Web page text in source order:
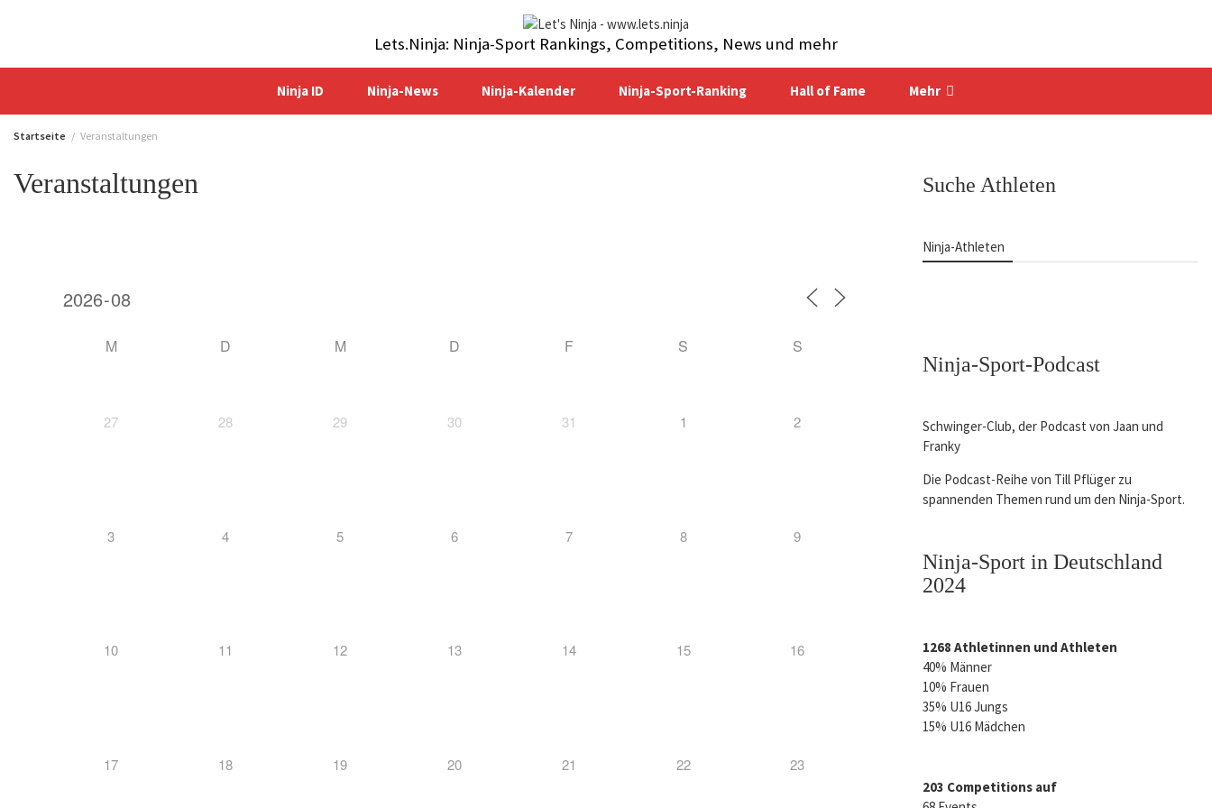
Lets.Ninja: Ninja-Sport Rankings, Competitions, News und mehr
Ninja ID Ninja-News Ninja-Kalender Ninja-Sport-Ranking Hall of Fame Mehr
Startseite Veranstaltungen
Veranstaltungen
M D M D F S S
27 28 29 30 31 1 2
3 4 5 6 7 8 9
10 11 12 13 14 15 16
17 18 19 20 21 22 23
Suche Athleten
Ninja-Athleten
Ninja-Sport-Podcast
Schwinger-Club, der Podcast von Jaan und
Franky
Die Podcast-Reihe von Till Pflüger zu
spannenden Themen rund um den Ninja-Sport.
Ninja-Sport in Deutschland
2024
1268 Athletinnen und Athleten
40% Männer
10% Frauen
35% U16 Jungs
15% U16 Mädchen
203 Competitions auf